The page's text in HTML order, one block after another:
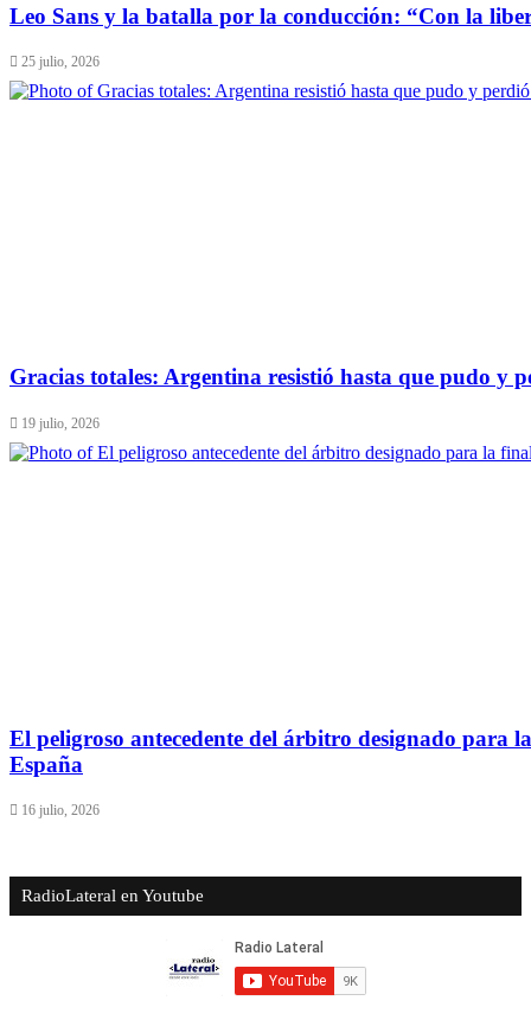
Leo Sans y la batalla por la conducción: “Con la
25 julio, 2026
Gracias totales: Argentina resistió hasta que pudo y
19 julio, 2026
El peligroso antecedente del árbitro designado para
España
16 julio, 2026
RadioLateral en Youtube